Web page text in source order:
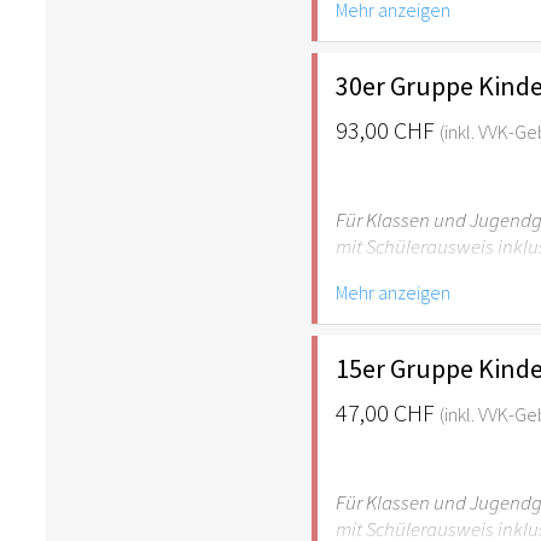
empfehlenswert.
Mehr anzeigen
30er Gruppe
93,00 CHF (inkl. VVK-
Für Klassen und
mit Schülerausweis
Hinweis: Für Kinder
empfehlenswert.
Mehr anzeigen
15er Gruppe
47,00 CHF (inkl. VVK-
Für Klassen und
mit Schülerausweis